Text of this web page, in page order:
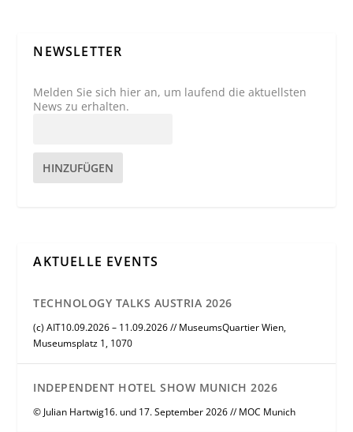
NEWSLETTER
Melden Sie sich hier an, um laufend die aktuellsten
News zu erhalten.
HINZUFÜGEN
AKTUELLE EVENTS
TECHNOLOGY TALKS AUSTRIA 2026
(c) AIT10.09.2026 – 11.09.2026 // MuseumsQuartier Wien,
Museumsplatz 1, 1070
INDEPENDENT HOTEL SHOW MUNICH 2026
© Julian Hartwig16. und 17. September 2026 // MOC Munich